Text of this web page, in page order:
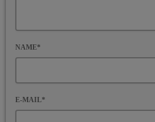
NAME*
E-MAIL*